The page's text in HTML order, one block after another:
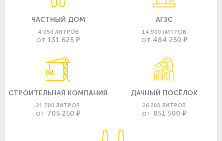
ЧАСТНЫЙ ДОМ
4 050 ЛИТРОВ
ОТ 131 625 ₽
АГЗС
14 900 ЛИТРОВ
ОТ 484 250 ₽
СТРОИТЕЛЬНАЯ КОМПАНИЯ
21 700 ЛИТРОВ
ОТ 705 250 ₽
ДАЧНЫЙ ПОСЁЛОК
26 200 ЛИТРОВ
ОТ 851 500 ₽